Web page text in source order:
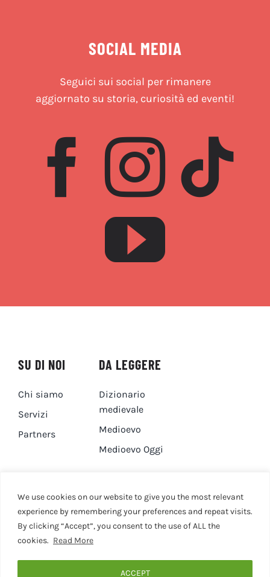
We use cookies on our website to give you the most relevant
experience by remembering your preferences and repeat visits.
By clicking “Accept”, you consent to the use of ALL the
cookies. Read More
ACCEPT
SOCIAL MEDIA
Seguici sui social per rimanere
aggiornato su storia, curiosità ed eventi!
SU DI NOI
Chi siamo
Servizi
Partners
DA LEGGERE
Dizionario
medievale
Medioevo
Medioevo Oggi
DA GUARDARE
Canale YouTube
CONTATTI
Contatti